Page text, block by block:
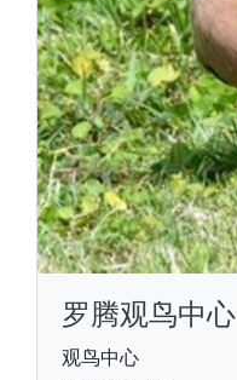
罗腾观鸟中心
观鸟中心